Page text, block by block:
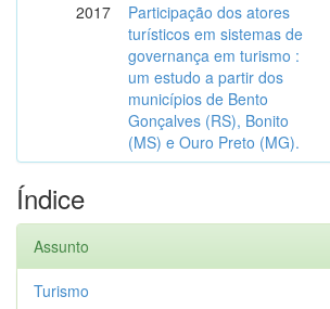
2017
Participação dos atores
turísticos em sistemas de
governança em turismo :
um estudo a partir dos
municípios de Bento
Gonçalves (RS), Bonito
(MS) e Ouro Preto (MG).
Índice
Assunto
Turismo